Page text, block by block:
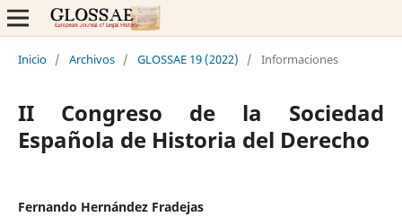
Inicio / Archivos / GLOSSAE 19 (2022) / Informaciones
II Congreso de la Sociedad
Española de Historia del Derecho
Fernando Hernández Fradejas